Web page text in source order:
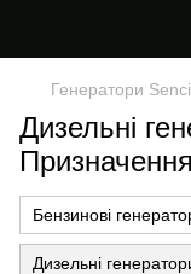
Генератори Senci
Дизельні
Бензинові
Дизельні